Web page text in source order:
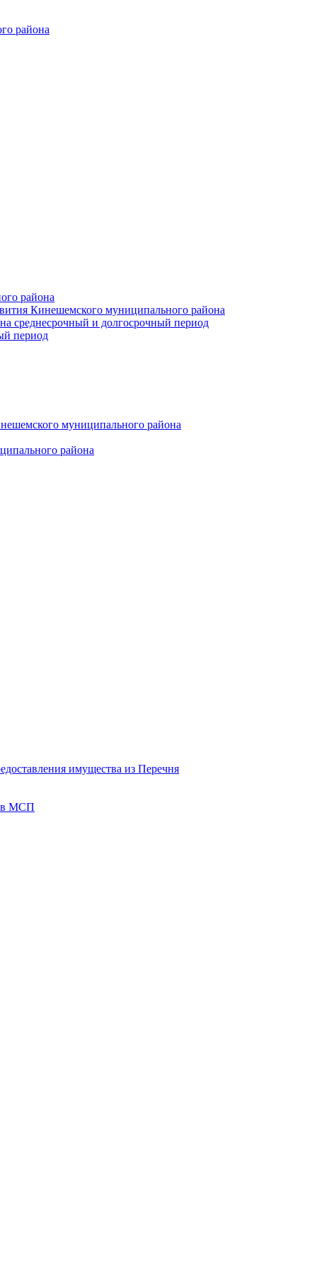
района
района
Кинешемского муниципального района
среднесрочный и долгосрочный период
период
муниципального района
района
имущества из Перечня
МСП